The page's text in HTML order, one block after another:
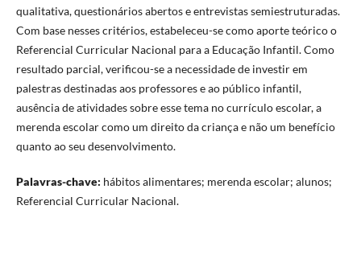
qualitativa, questionários abertos e entrevistas semiestruturadas.
Com base nesses critérios, estabeleceu-se como aporte teórico o
Referencial Curricular Nacional para a Educação Infantil. Como
resultado parcial, verificou-se a necessidade de investir em
palestras destinadas aos professores e ao público infantil,
ausência de atividades sobre esse tema no currículo escolar, a
merenda escolar como um direito da criança e não um benefício
quanto ao seu desenvolvimento.
Palavras-chave: hábitos alimentares; merenda escolar; alunos;
Referencial Curricular Nacional.